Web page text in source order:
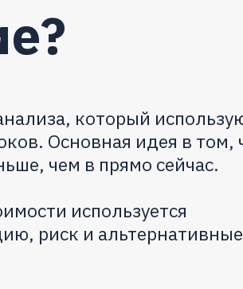
который
Основная идея в том,
чем в прямо сейчас.
используется
риск и альтернативные